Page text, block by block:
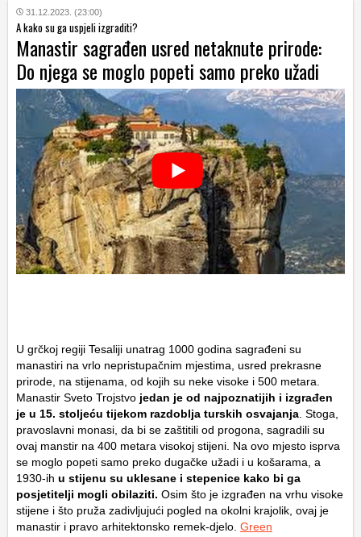
31.12.2023. (23:00)
A kako su ga uspjeli izgraditi?
Manastir sagrađen usred netaknute prirode:
Do njega se moglo popeti samo preko užadi
U grčkoj regiji Tesaliji unatrag 1000 godina sagrađeni su
manastiri na vrlo nepristupačnim mjestima, usred prekrasne
prirode, na stijenama, od kojih su neke visoke i 500 metara.
Manastir Sveto Trojstvo jedan je od najpoznatijih i izgrađen
je u 15. stoljeću tijekom razdoblja turskih osvajanja. Stoga,
pravoslavni monasi, da bi se zaštitili od progona, sagradili su
ovaj manstir na 400 metara visokoj stijeni. Na ovo mjesto isprva
se moglo popeti samo preko dugačke užadi i u košarama, a
1930-ih u stijenu su uklesane i stepenice kako bi ga
posjetitelji mogli obilaziti. Osim što je izgrađen na vrhu visoke
stijene i što pruža zadivljujući pogled na okolni krajolik, ovaj je
manastir i pravo arhitektonsko remek-djelo. Green